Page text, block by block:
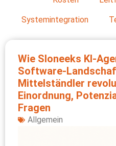
Systemintegration
Wie Sloneeks KI-
Software-
Mittelständler
Einordnung,
Fragen
Allgemein